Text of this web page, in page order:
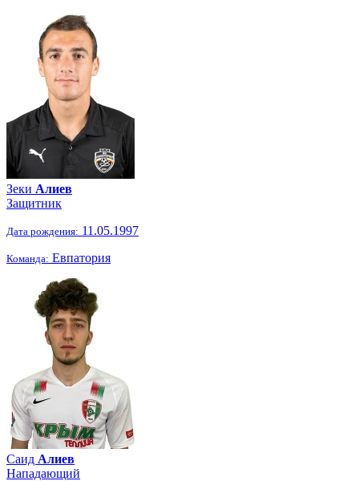
Зеки Алиев
Защитник
Дата рождения: 11.05.1997
Команда: Евпатория
Саид Алиев
Нападающий